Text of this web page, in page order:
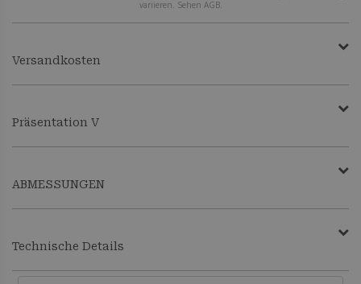
variieren. Sehen AGB.
Versandkosten
Präsentation V
ABMESSUNGEN
Technische Details